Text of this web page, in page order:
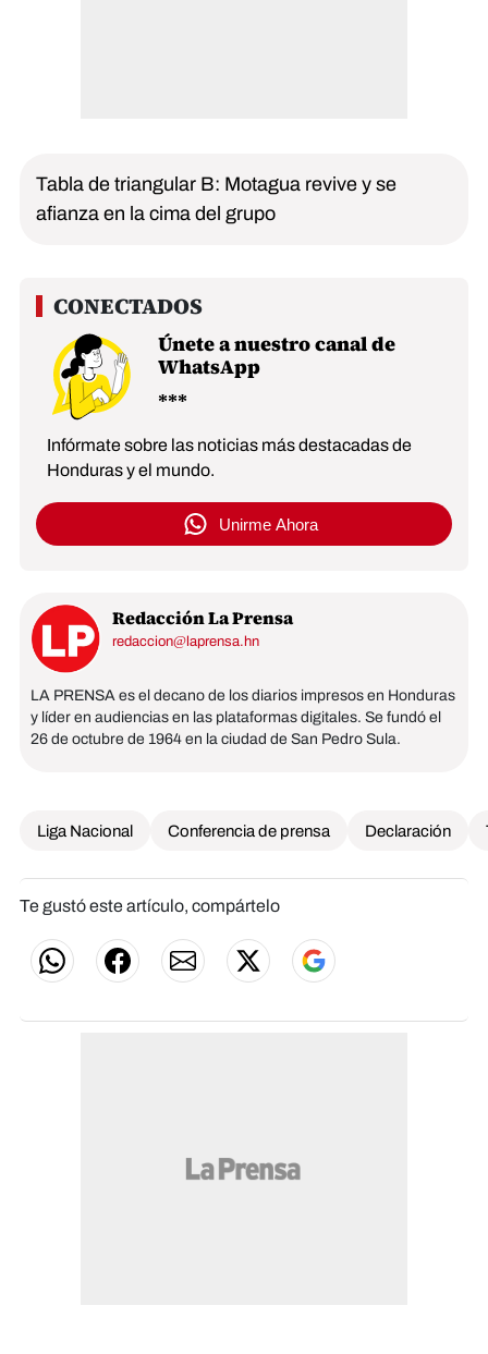
Tabla de triangular B: Motagua revive y se
afianza en la cima del grupo
Únete a nuestro canal de
WhatsApp
Infórmate sobre las noticias más destacadas de
Honduras y el mundo.
Unirme Ahora
Redacción La Prensa
redaccion@laprensa.hn
LA PRENSA es el decano de los diarios impresos en Honduras
y líder en audiencias en las plataformas digitales. Se fundó el
26 de octubre de 1964 en la ciudad de San Pedro Sula.
Liga Nacional Conferencia de prensa Declaración
Te gustó este artículo, compártelo